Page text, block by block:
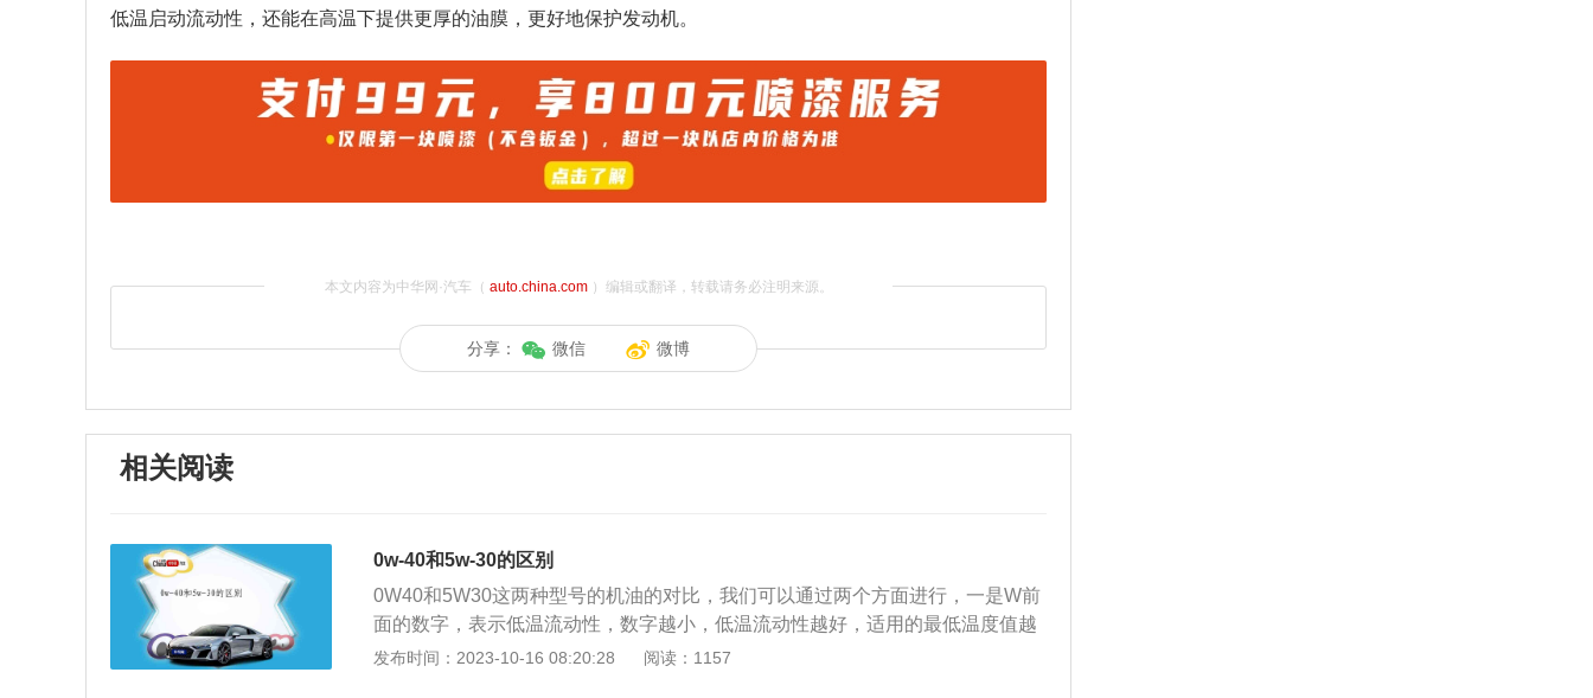
低温启动流动性，还能在高温下提供更厚的油膜，更好地保护发动机。
本文内容为中华网·汽车（ auto.china.com）编辑或翻译，转载请务必注明来源。
分享： 微信 微博
相关阅读
0w-40和5w-30的区别
0W40和5W30这两种型号的机油的对比，我们可以通过两个方面进行，一是W前
面的数字，表示低温流动性，数字越小，低温流动性越好，适用的最低温度值越
小；二是W后面的数字，表示高温粘度，数字越大，机油粘度越大，高温保护性
发布时间：2023-10-16 08:20:28 阅读：1157